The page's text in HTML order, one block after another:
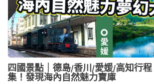
四國景點｜德島/香川/愛媛/高知行
集！發現海內自然魅力寶庫